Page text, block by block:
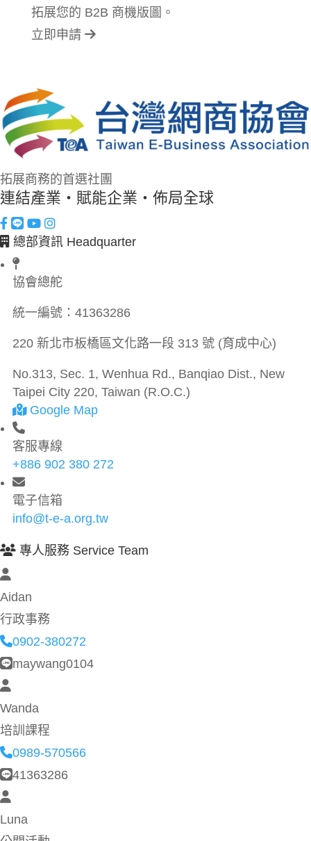
拓展您的 B2B 商機版圖。
立即申請
拓展商務的首選社團
連結產業・賦能企業・佈局全球
總部資訊 Headquarter
協會總舵
統一編號： 41363286
220 新北市板橋區文化路一段 313 號 (育成中心)
No.313, Sec. 1, Wenhua Rd., Banqiao Dist., New
Taipei City 220, Taiwan (R.O.C.)
Google Map
客服專線
+886 902 380 272
電子信箱
info@t-e-a.org.tw
專人服務 Service Team
Aidan
行政事務
0902-380272
maywang0104
Wanda
培訓課程
0989-570566
41363286
Luna